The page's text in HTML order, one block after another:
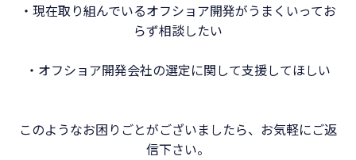
・現在取り組んでいるオフショア開発がうまくいってお
らず相談したい
・オフショア開発会社の選定に関して支援してほしい
このようなお困りごとがございましたら、お気軽にご返
信下さい。